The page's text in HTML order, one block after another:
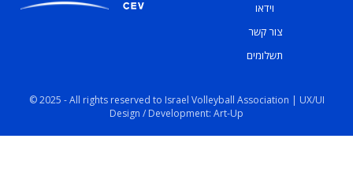
וידאו
צור קשר
תשלומים
© 2025 - All rights reserved to Israel Volleyball Association | UX/UI
Design / Development: Art-Up